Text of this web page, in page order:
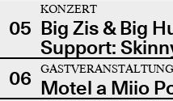
05
KONZERT
Big Zis & Big
Support:
06
GASTVERANSTALTUNG
Motel a Miio